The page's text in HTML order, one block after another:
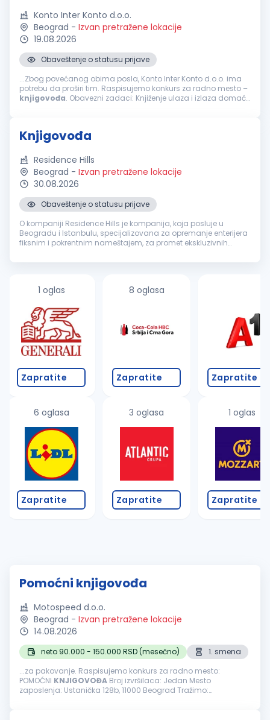
Konto Inter Konto d.o.o.
Beograd - Izvan pretražene lokacije
19.08.2026
Obaveštenje o statusu prijave
...Zbog povećanog obima posla, Konto Inter Konto d.o.o. ima
potrebu da proširi tim. Raspisujemo konkurs za radno mesto –
knjigovođa. Obavezni zadaci: Knjiženje ulaza i izlaza domaće
Knjigovođa
Residence Hills
Beograd - Izvan pretražene lokacije
30.08.2026
Obaveštenje o statusu prijave
O kompaniji Residence Hills je kompanija, koja posluje u
Beogradu i Istanbulu, specijalizovana za opremanje enterijera
fiksnim i pokrentnim nameštajem, za promet ekskluzivnih
profesionaln...
1 oglas
Zapratite
6 oglasa
Zapratite
8 oglasa
Zapratite
3 oglasa
Zapratite
Zapratite
1 oglas
Zapratite
Pomoćni knjigovođa
Motospeed d.o.o.
Beograd - Izvan pretražene lokacije
14.08.2026
neto 90.000 - 150.000 RSD (mesečno)
1. smena
...za pakovanje. Raspisujemo konkurs za radno mesto:
POMOĆNI KNJIGOVOĐA Broj izvršilaca: Jedan Mesto
zaposlenja: Ustanička 128b, 11000 Beograd Tražimo: